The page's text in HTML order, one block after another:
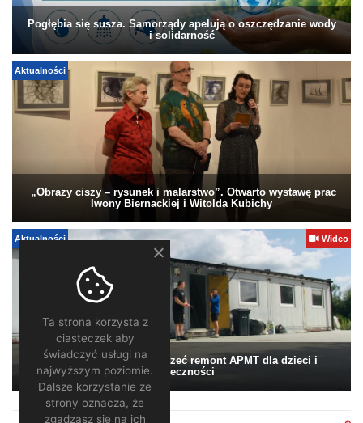
Pogłębia się susza. Samorządy apelują o oszczędzanie wody
i solidarność
Aktualności
„Obrazy ciszy – rysunek i malarstwo”. Otwarto wystawę prac
Iwony Biernackiej i Witolda Kubichy
Aktualności Wideo
Pomagamy. Warto wesprzeć remont APMT dla dzieci i
społeczności
Ta strona korzysta z
ciasteczek aby
świadczyć usługi na
najwyższym poziomie.
Dalsze korzystanie ze
strony oznacza, że
zgadzasz się na ich